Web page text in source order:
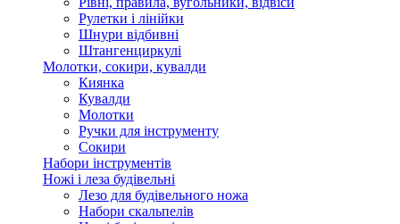
Рулетки і лінійки
Шнури відбивні
Штангенциркулі
Молотки, сокири, кувалди
Киянка
Кувалди
Молотки
Ручки для інструменту
Сокири
Набори інструментів
Ножі і леза будівельні
Лезо для будівельного ножа
Набори скальпелів